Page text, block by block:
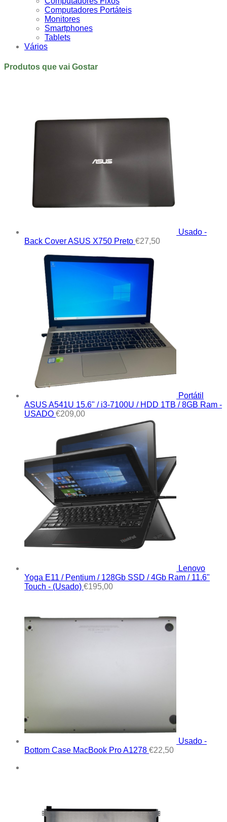
Computadores Portáteis
Monitores
Smartphones
Tablets
Vários
Produtos que vai Gostar
Usado -
Back Cover ASUS X750 Preto €27,50
Portátil
ASUS A541U 15.6" / i3-7100U / HDD 1TB / 8GB Ram -
USADO €209,00
Lenovo
Yoga E11 / Pentium / 128Gb SSD / 4Gb Ram / 11.6"
Touch - (Usado) €195,00
Usado -
Bottom Case MacBook Pro A1278 €22,50